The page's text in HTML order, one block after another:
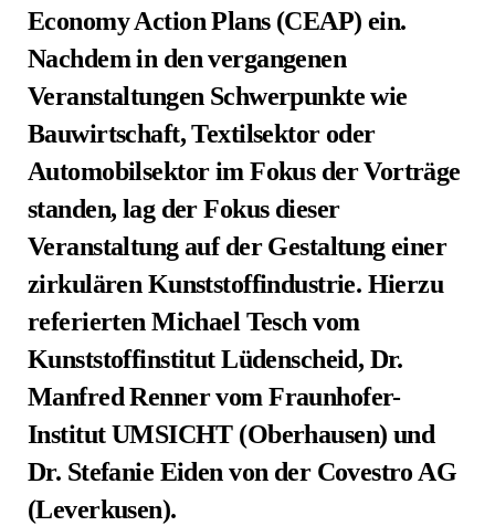
Economy Action Plans (CEAP) ein.
Nachdem in den vergangenen
Veranstaltungen Schwerpunkte wie
Bauwirtschaft, Textilsektor oder
Automobilsektor im Fokus der Vorträge
standen, lag der Fokus dieser
Veranstaltung auf der Gestaltung einer
zirkulären Kunststoffindustrie. Hierzu
referierten Michael Tesch vom
Kunststoffinstitut Lüdenscheid, Dr.
Manfred Renner vom Fraunhofer-
Institut UMSICHT (Oberhausen) und
Dr. Stefanie Eiden von der Covestro AG
(Leverkusen).